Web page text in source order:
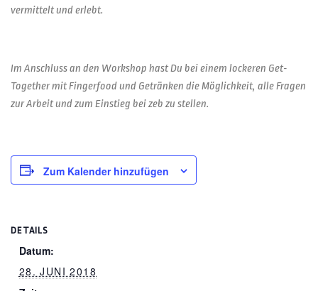
vermittelt und erlebt.
Im Anschluss an den Workshop hast Du bei einem lockeren Get-
Together mit Fingerfood und Getränken die Möglichkeit, alle Fragen
zur Arbeit und zum Einstieg bei zeb zu stellen.
Zum Kalender hinzufügen
DETAILS
Datum:
28. JUNI 2018